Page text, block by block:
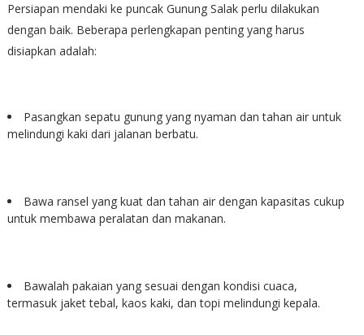
Persiapan mendaki ke puncak Gunung Salak perlu dilakukan
dengan baik. Beberapa perlengkapan penting yang harus
disiapkan adalah:
Pasangkan sepatu gunung yang nyaman dan tahan air untuk
melindungi kaki dari jalanan berbatu.
Bawa ransel yang kuat dan tahan air dengan kapasitas cukup
untuk membawa peralatan dan makanan.
Bawalah pakaian yang sesuai dengan kondisi cuaca,
termasuk jaket tebal, kaos kaki, dan topi melindungi kepala.